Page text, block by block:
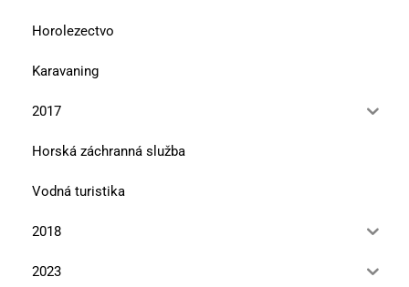
Horolezectvo
Karavaning
2017
Horská záchranná služba
Vodná turistika
2018
2023